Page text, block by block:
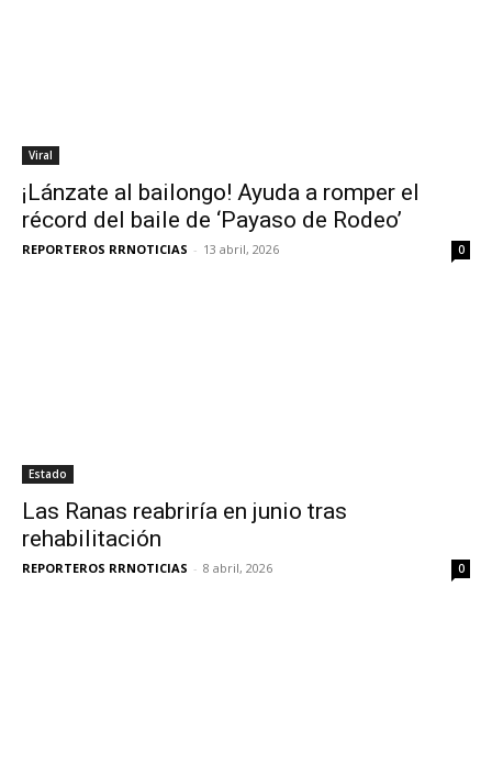
Viral
¡Lánzate al bailongo! Ayuda a romper el
récord del baile de ‘Payaso de Rodeo’
REPORTEROS RRNOTICIAS - 13 abril, 2026 0
Estado
Las Ranas reabriría en junio tras
rehabilitación
REPORTEROS RRNOTICIAS - 8 abril, 2026 0